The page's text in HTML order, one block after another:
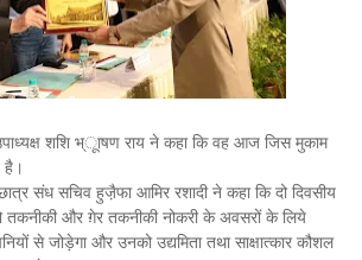
शशि भ्ूाषण राय ने कहा कि वह आज जिस मुकाम
है।
संध सचिव हुजै़फा आमिर रशादी ने कहा कि दो दिवसीय
तकनीकी और ग़ेर तकनीकी नोकरी के अवसरों के लिये
से जोड़ेगा और उनको उद्यमिता तथा साक्षात्कार कौशल